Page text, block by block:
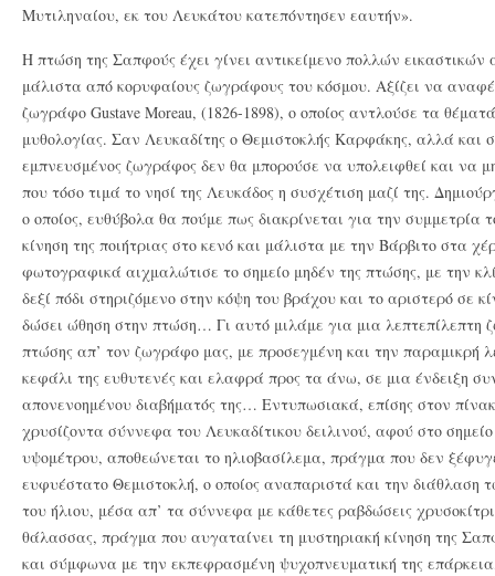
Μυτιληναίου, εκ του Λευκάτου κατεπόντησεν εαυτήν».
Η πτώση της Σαπφούς έχει γίνει αντικείμενο πολλών
μάλιστα από κορυφαίους ζωγράφους του κόσμου. Αξίζει να
ζωγράφο Gustave Moreau, (1826-1898), o οποίος αντλούσε τα
μυθολογίας. Σαν Λευκαδίτης ο Θεμιστοκλής Καρφάκης, αλλά και
εμπνευσμένος ζωγράφος δεν θα μπορούσε να υπολειφθεί και να
που τόσο τιμά το νησί της Λευκάδος η συσχέτιση μαζί της.
ο οποίος, ευθύβολα θα πούμε πως διακρίνεται για την συμμετρία
κίνηση της ποιήτριας στο κενό και μάλιστα με την Βάρβιτο στα
φωτογραφικά αιχμαλώτισε το σημείο μηδέν της πτώσης, με την
δεξί πόδι στηριζόμενο στην κόψη του βράχου και το αριστερό σε
δώσει ώθηση στην πτώση… Γι αυτό μιλάμε για μια
πτώσης απ’ τον ζωγράφο μας, με προσεγμένη και την παραμικρή
κεφάλι της ευθυτενές και ελαφρά προς τα άνω, σε μια ένδειξη
απονενοημένου διαβήματός της… Εντυπωσιακά, επίσης στον
χρυσίζοντα σύννεφα του Λευκαδίτικου δειλινού, αφού στο
υψομέτρου, αποθεώνεται το ηλιοβασίλεμα, πράγμα που δεν
ευφυέστατο Θεμιστοκλή, ο οποίος αναπαριστά και την
του ήλιου, μέσα απ’ τα σύννεφα με κάθετες ραβδώσεις
θάλασσας, πράγμα που αυγαταίνει τη μυστηριακή κίνηση της
και σύμφωνα με την εκπεφρασμένη ψυχοπνευματική της